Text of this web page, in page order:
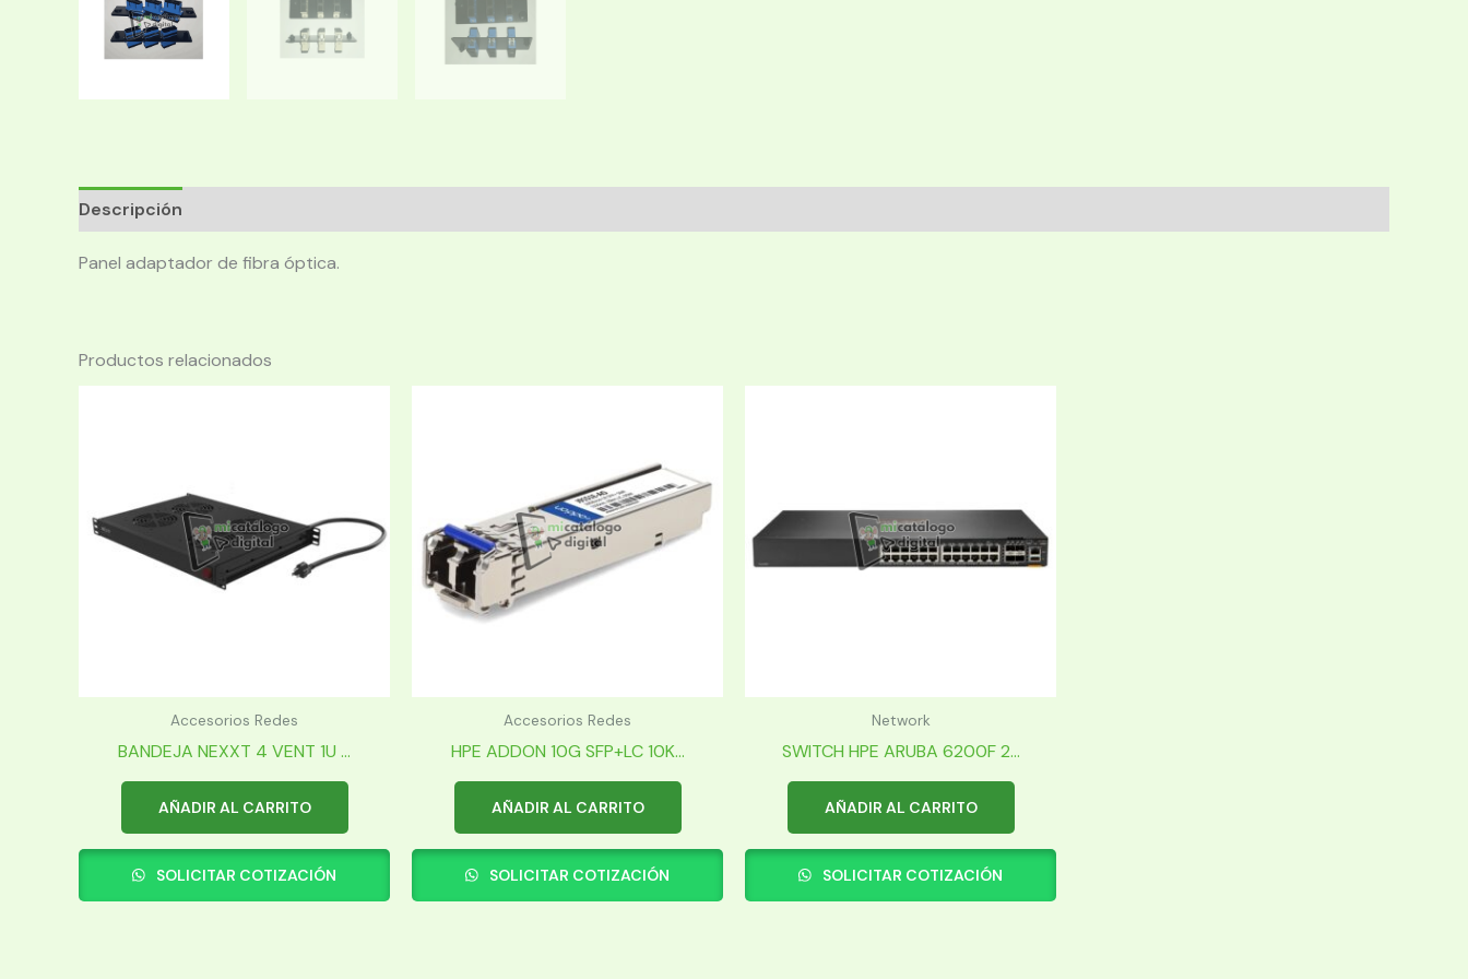
Descripción
Panel adaptador de fibra óptica.
Productos relacionados
Accesorios Redes
BANDEJA NEXXT 4 VENT 1U ...
AÑADIR AL CARRITO
SOLICITAR COTIZACIÓN
Accesorios Redes
HPE ADDON 10G SFP+LC 10K...
AÑADIR AL CARRITO
SOLICITAR COTIZACIÓN
Network
SWITCH HPE ARUBA 6200F 2...
AÑADIR AL CARRITO
SOLICITAR COTIZACIÓN